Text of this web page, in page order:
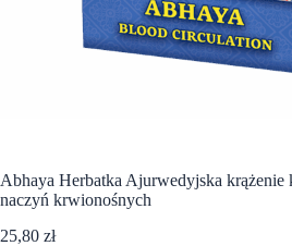
Abhaya Herbatka Ajurwedyjska krążenie
naczyń krwionośnych
25,80 zł